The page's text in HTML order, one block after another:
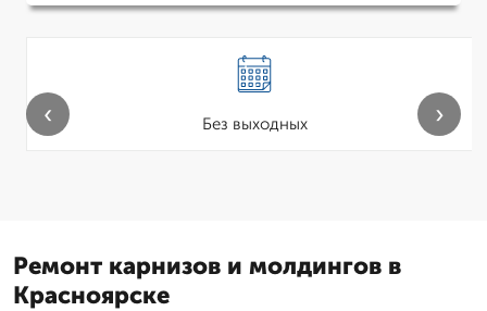
Без выходных
‹ ›
Ремонт карнизов и молдингов в
Красноярске